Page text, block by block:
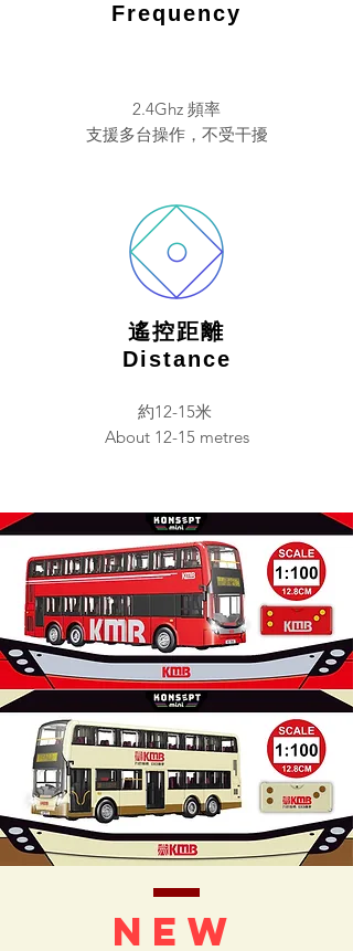
Frequency
遙控距離
Distance
2.4Ghz 頻率
​支援多台操作，不受干擾
約12-15米
About 12-15 metres
NEW